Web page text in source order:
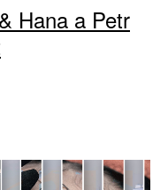
Hana a Petr